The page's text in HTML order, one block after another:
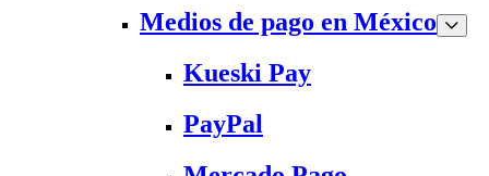
Medios de pago en México
Kueski Pay
PayPal